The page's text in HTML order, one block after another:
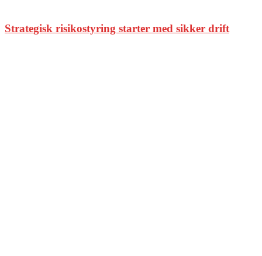
Strategisk risikostyring starter med sikker drift